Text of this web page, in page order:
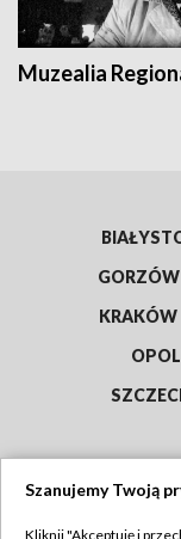
Muzealia
KRAKÓW
Szanujemy Twoją
Kliknij "Akceptuję i